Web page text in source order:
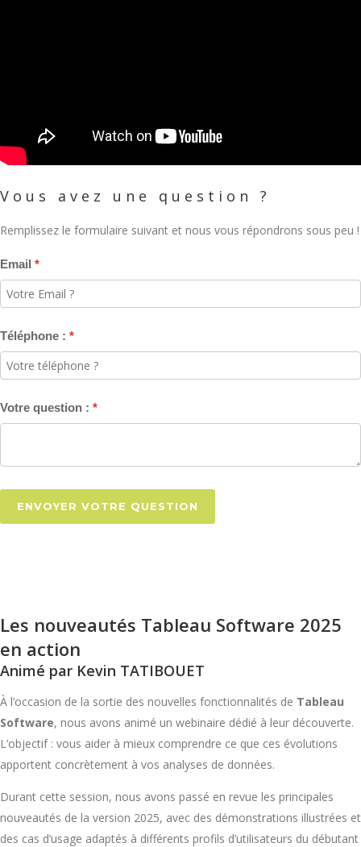
Vous avez une question ?
Remplissez le formulaire suivant et nous vous répondrons sous peu !
Email
Téléphone :
Votre question :
ENVOYER VOTRE QUESTION
Les nouveautés Tableau Software 2025
en action
Animé par Kevin TATIBOUET
À l’occasion de la sortie des nouvelles fonctionnalités de Tableau
Software, nous avons animé un webinaire dédié à leur découverte.
L’objectif : vous aider à mieux comprendre ce que ces évolutions
apportent concrètement à vos analyses de données.
Durant cette session, nous avons passé en revue les principales
nouveautés de la version 2025, avec des démonstrations illustrées et
des cas d’usage adaptés à différents profils d’utilisateurs du débutant